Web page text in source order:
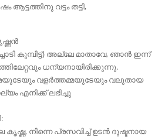
ആട്ടത്തിനു വട്ടം തട്ടി,
കുമ്പിട്ട്) അല്ലേ മാതാവേ, ഞാൻ ഇന്ന്
ധന്യനായിരിക്കുന്നു.
വളർത്തമ്മയുടേയും വലുതായ
എനിക്ക് ലഭിച്ചു
കൃഷ്ണ, നിന്നെ പ്രസവിച്ച് ഉടൻ ദുഷ്ടനായ